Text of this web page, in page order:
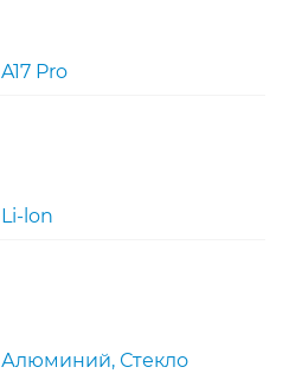
A17 Pro
Li-lon
Алюминий, Стекло